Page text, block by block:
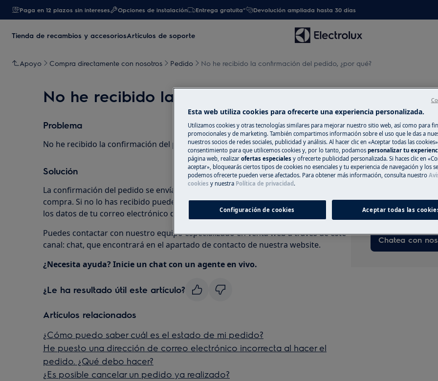
Paga en 12 plazos sin intereses Opciones de instalación Entrega gratuita* Devolución ampliada hasta 30 días
Tienda de recambios y accesoriosArtículos de soporte
Apoyo Compra directamente con nosotros Pedido No he recibido la confirmación del pedido, ¿por qué?
No he recibido la confirmación del pedido, ¿por
Problema
No he recibido la confirmación del pedido, ¿por qué?
Solución
La confirmación del pedido se envía al correo electrónico que facilitaste al hacer la
compra. Si no lo has recibido puede deberse a que haya habido un error al meter
los datos de tu correo electrónico durante el proceso de compra.
Puedes contactar con nuestro equipo especializado en venta web a través de este
canal: chat, que encontrará en el apartado de contacto de nuestra website.
¿Necesita ayuda? Inicie un chat con un agente en vivo.
¿Le ha resultado útil este artículo?
Artículos relacionados
¿Cómo puedo saber cuál es el estado de mi pedido?
He puesto una dirección de correo electrónico incorrecta al hacer el
pedido. ¿Qué debo hacer?
¿Es posible cancelar un pedido ya realizado?
Contacta con
¿Necesitas más
proceder o no
en ponerte en
equipo de
ayudarte.
Chatea con
Esta web utiliza cookies para ofrecerte una experiencia personalizada.
Utilizamos cookies y otras tecnologías similares para mejorar nuestro sitio web, así como para
promocionales y de marketing. También compartimos información sobre el uso que le das a
nuestros socios de redes sociales, publicidad y análisis. Al hacer clic en «Aceptar todas las
consentimiento para que utilicemos cookies y, por lo tanto, podamos personalizar tu
página web, realizar ofertas especiales y ofrecerte publicidad personalizada. Si haces clic en
aceptar», bloquearás ciertos tipos de cookies no esenciales y tu experiencia de navegación y los
podemos ofrecerte pueden verse afectados. Para obtener más información, consulta nuestro
cookies y nuestra Política de privacidad .
Configuración de cookies Aceptar todas las